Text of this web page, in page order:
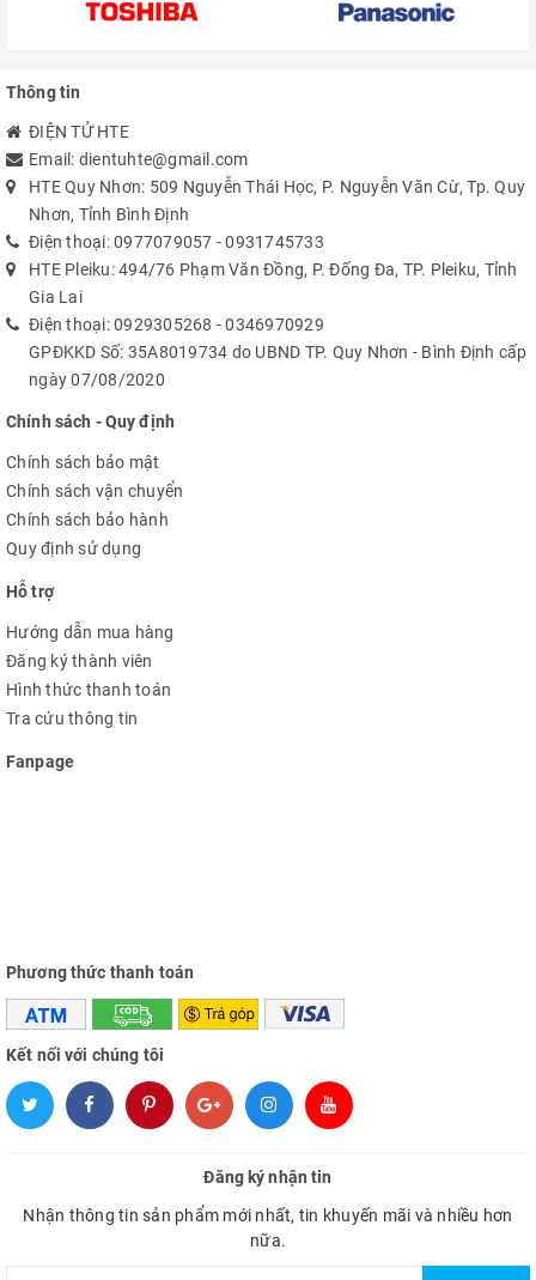
Thông tin
ĐIỆN TỬ HTE
Email: dientuhte@gmail.com
HTE Quy Nhơn: 509 Nguyễn Thái Học, P. Nguyễn Văn Cừ, Tp. Quy
Nhơn, Tỉnh Bình Định
Điện thoại:0977079057 -0931745733
HTE Pleiku: 494/76 Phạm Văn Đồng, P. Đống Đa, TP. Pleiku, Tỉnh
Gia Lai
Điện thoại:0929305268 -0346970929
GPĐKKD Số: 35A8019734 do UBND TP. Quy Nhơn - Bình Định cấp
ngày 07/08/2020
Chính sách - Quy định
Chính sách bảo mật
Chính sách vận chuyển
Chính sách bảo hành
Quy định sử dụng
Hỗ trợ
Hướng dẫn mua hàng
Đăng ký thành viên
Hình thức thanh toán
Tra cứu thông tin
Fanpage
Phương thức thanh toán
Kết nối với chúng tôi
Đăng ký nhận tin
Nhận thông tin sản phẩm mới nhất, tin khuyến mãi và nhiều hơn
nữa.